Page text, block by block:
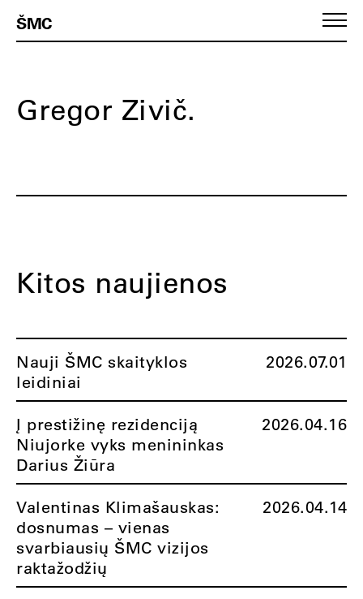
ŠMC
Gregor Zivič.
Kitos naujienos
Nauji ŠMC skaityklos
leidiniai
2026.07.01
Į prestižinę rezidenciją
Niujorke vyks menininkas
Darius Žiūra
2026.04.16
Valentinas Klimašauskas:
dosnumas – vienas
svarbiausių ŠMC vizijos
raktažodžių
2026.04.14